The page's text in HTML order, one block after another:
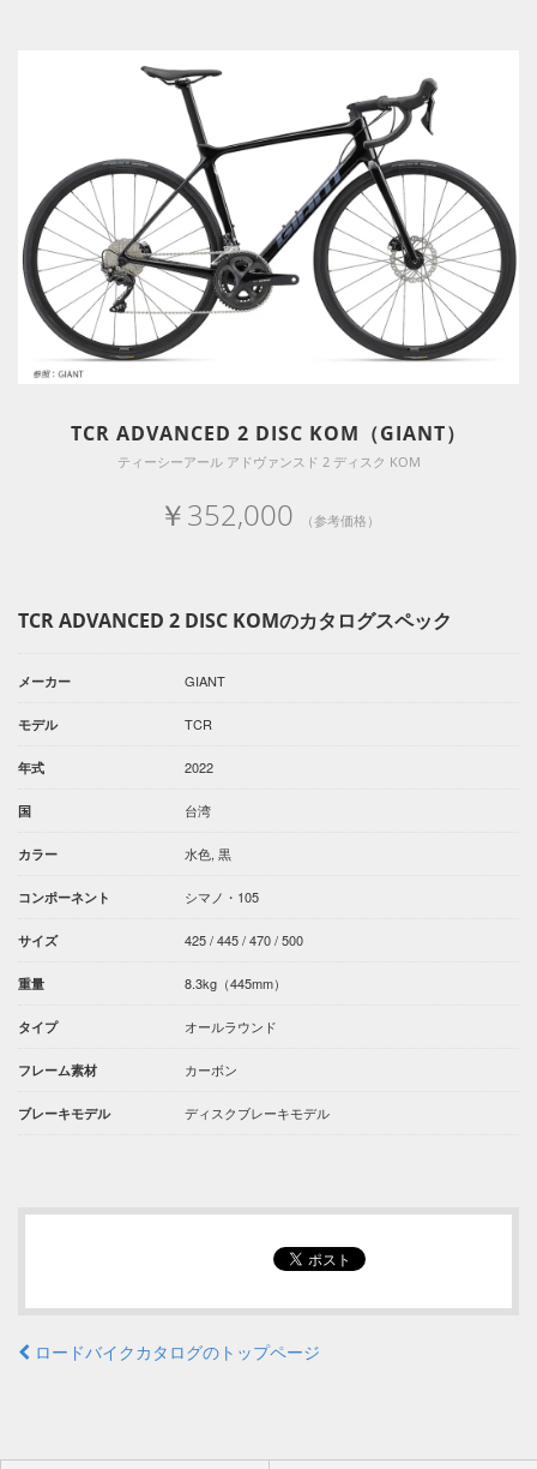
TCR ADVANCED 2 DISC KOM（GIANT）
ティーシーアール アドヴァンスド 2 ディスク KOM
￥352,000 （参考価格）
TCR ADVANCED 2 DISC KOMのカタログスペック
メーカー GIANT
モデル TCR
年式 2022
国 台湾
カラー 水色, 黒
コンポーネント シマノ・105
サイズ 425 / 445 / 470 / 500
重量 8.3kg（445mm）
タイプ オールラウンド
フレーム素材 カーボン
ブレーキモデル ディスクブレーキモデル
ロードバイクカタログのトップページ